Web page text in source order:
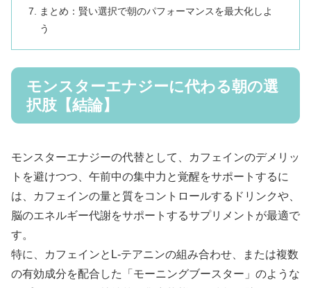
まとめ：賢い選択で朝のパフォーマンスを最大化しよ
う
モンスターエナジーに代わる朝の選
択肢【結論】
モンスターエナジーの代替として、カフェインのデメリッ
トを避けつつ、午前中の集中力と覚醒をサポートするに
は、カフェインの量と質をコントロールするドリンクや、
脳のエネルギー代謝をサポートするサプリメントが最適で
す。
特に、カフェインとL-テアニンの組み合わせ、または複数
の有効成分を配合した「モーニングブースター」のような